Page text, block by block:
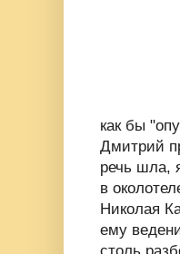
как бы
Дмитрий
речь шла,
в
Николая
ему